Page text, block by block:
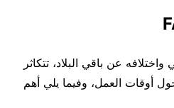
واختلافه عن باقي البلاد، تتكاثر
أوقات العمل، وفيما يلي أهم